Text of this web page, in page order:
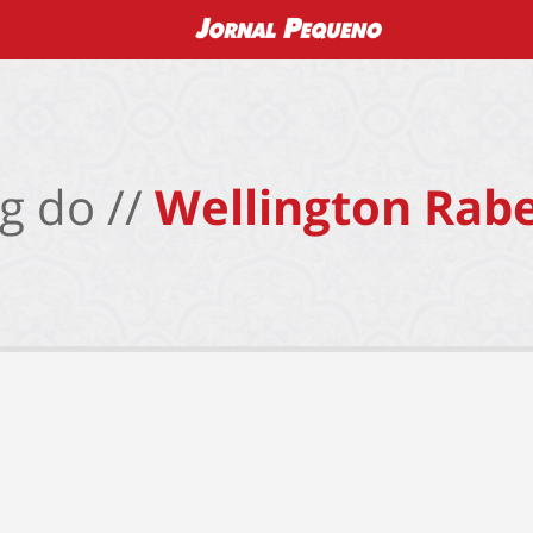
do // Wellington